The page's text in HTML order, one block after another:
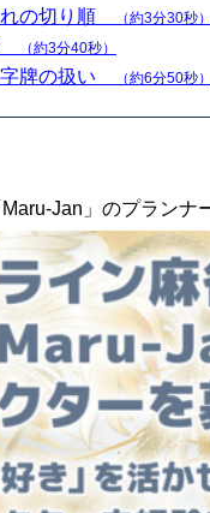
れの切り順 （約3分30秒）
（約3分40秒）
字牌の扱い （約6分50秒）
Jan」のプランナ